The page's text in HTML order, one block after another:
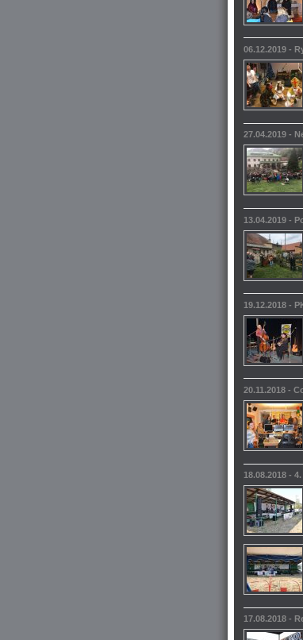
06.12.2019 -
27.04.2019 -
13.04.2019 -
19.12.2018 -
20.11.2018 -
18.08.2018 -
17.08.2018 -